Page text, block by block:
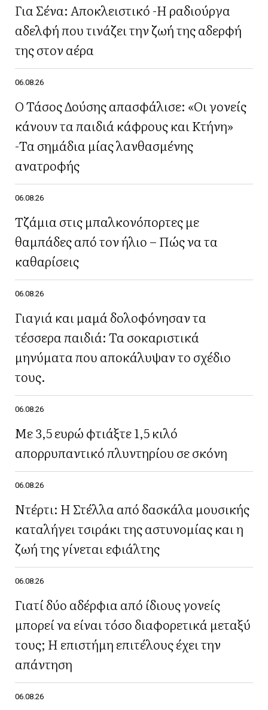
Για Σένα: Αποκλειστικό -Η ραδιούργα
αδελφή που τινάζει την ζωή της αδερφή
της στον αέρα
06.08.26
Ο Τάσος Δούσης απασφάλισε: «Οι γονείς
κάνουν τα παιδιά κάφρους και Κτήνη»
-Τα σημάδια μίας λανθασμένης
ανατροφής
06.08.26
Τζάμια στις μπαλκονόπορτες με
θαμπάδες από τον ήλιο – Πώς να τα
καθαρίσεις
06.08.26
Γιαγιά και μαμά δολοφόνησαν τα
τέσσερα παιδιά: Τα σοκαριστικά
μηνύματα που αποκάλυψαν το σχέδιο
τους.
06.08.26
Με 3,5 ευρώ φτιάξτε 1,5 κιλό
απορρυπαντικό πλυντηρίου σε σκόνη
06.08.26
Ντέρτι: Η Στέλλα από δασκάλα μουσικής
καταλήγει τσιράκι της αστυνομίας και η
ζωή της γίνεται εφιάλτης
06.08.26
Γιατί δύο αδέρφια από ίδιους γονείς
μπορεί να είναι τόσο διαφορετικά μεταξύ
τους; Η επιστήμη επιτέλους έχει την
απάντηση
06.08.26